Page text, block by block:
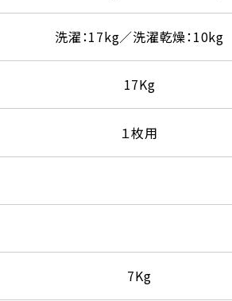
洗濯：17kg／洗濯乾燥：10kg
17Kg
１枚用
7Kg